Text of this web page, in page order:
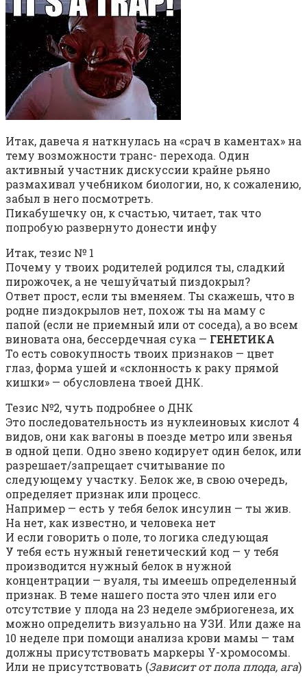
Итак, давеча я наткнулась на «срач в каментах» на
тему возможности транс- перехода. Один
активный участник дискуссии крайне рьяно
размахивал учебником биологии, но, к сожалению,
забыл в него посмотреть.
Пикабушечку он, к счастью, читает, так что
попробую развернуто донести инфу
Итак, тезис № 1
Почему у твоих родителей родился ты, сладкий
пирожочек, а не чешуйчатый пиздокрыл?
Ответ прост, если ты вменяем. Ты скажешь, что в
родне пиздокрылов нет, похож ты на маму с
папой (если не приемный или от соседа), а во всем
виновата она, бессердечная сука — ГЕНЕТИКА
То есть совокупность твоих признаков — цвет
глаз, форма ушей и «склонность к раку прямой
кишки» — обусловлена твоей ДНК.
Тезис №2, чуть подробнее о ДНК
Это последовательность из нуклеиновых кислот 4
видов, они как вагоны в поезде метро или звенья
в одной цепи. Одно звено кодирует один белок, или
разрешает/запрещает считывание по
следующему участку. Белок же, в свою очередь,
определяет признак или процесс.
Например — есть у тебя белок инсулин — ты жив.
На нет, как известно, и человека нет
И если говорить о поле, то логика следующая
У тебя есть нужный генетический код — у тебя
производится нужный белок в нужной
концентрации — вуаля, ты имеешь определенный
признак. В теме нашего поста это член или его
отсутствие у плода на 23 неделе эмбриогенеза, их
можно определить визуально на УЗИ. Или даже на
10 неделе при помощи анализа крови мамы — там
должны присутствовать маркеры Y-хромосомы.
Или не присутствовать (Зависит от пола плода, ага)